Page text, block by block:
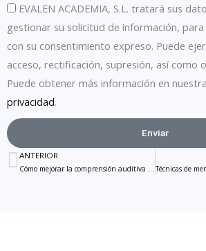
EVALEN ACADEMIA, S.L. tratará sus
gestionar su solicitud de información,
con su consentimiento expreso. Puede
acceso, rectificación, supresión, así como
Puede obtener más información en nuestra
privacidad.
Enviar
Ant
ANTERIOR
Cómo mejorar la comprensión auditiva del valenciano: estrategias efectivas